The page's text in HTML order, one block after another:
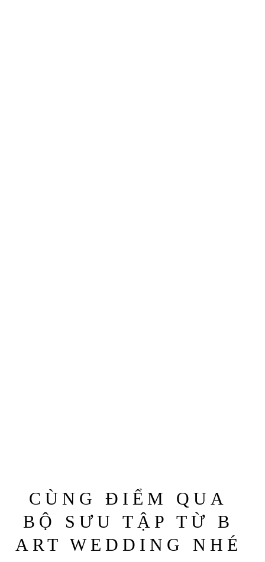
CÙNG ĐIỂM QUA
BỘ SƯU TẬP TỪ B
ART WEDDING NHÉ